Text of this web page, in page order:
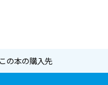
この本の購入先